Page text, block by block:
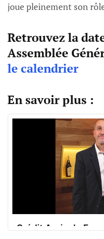
joue pleinement son
Retrouvez la
Assemblée
le calendrier
En savoir plus :
Crédit Agricole